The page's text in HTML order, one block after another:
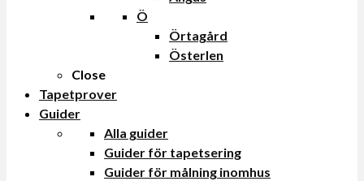
Ö
Örtagård
Österlen
Close
Tapetprover
Guider
Alla guider
Guider för tapetsering
Guider för målning inomhus